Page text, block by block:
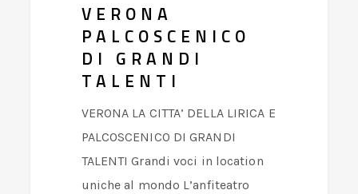
VERONA
PALCOSCENICO
DI GRANDI
TALENTI
VERONA LA CITTA’ DELLA LIRICA E
PALCOSCENICO DI GRANDI
TALENTI Grandi voci in location
uniche al mondo L’anfiteatro